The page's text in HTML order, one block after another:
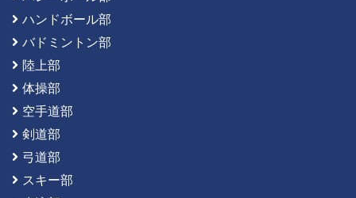
ハンドボール部
バドミントン部
陸上部
体操部
空手道部
剣道部
弓道部
スキー部